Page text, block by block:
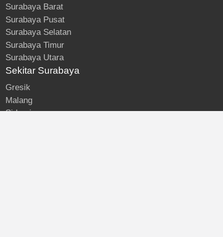
Surabaya Barat
Surabaya Pusat
Surabaya Selatan
Surabaya Timur
Surabaya Utara
Sekitar Surabaya
Gresik
Malang
Sidoarjo